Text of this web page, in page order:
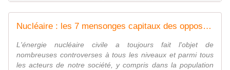
Nucléaire : les 7 mensonges capitaux des opposants radicaux
L'énergie nucléaire civile a toujours fait l'objet de
nombreuses controverses à tous les niveaux et parmi tous
les acteurs de notre société, y compris dans la population